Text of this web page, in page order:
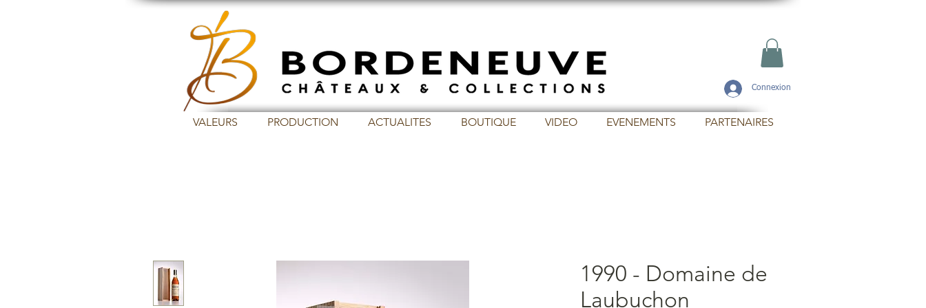
Connexion
VALEURS PRODUCTION ACTUALITES BOUTIQUE VIDEO EVENEMENTS PARTENAIRES
1990 - Domaine de
Laubuchon